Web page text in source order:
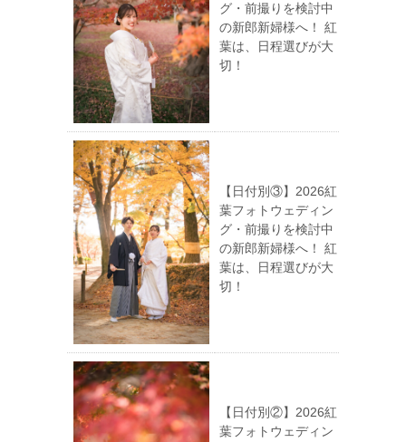
グ・前撮りを検討中
の新郎新婦様へ！ 紅
葉は、日程選びが大
切！
【日付別③】2026紅
葉フォトウェディン
グ・前撮りを検討中
の新郎新婦様へ！ 紅
葉は、日程選びが大
切！
【日付別②】2026紅
葉フォトウェディン